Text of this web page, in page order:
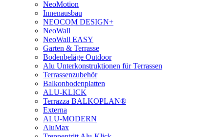
NeoMotion
Innenausbau
NEOCOM DESIGN+
NeoWall
NeoWall EASY
Garten & Terrasse
Bodenbeläge Outdoor
Alu Unterkonstruktionen für Terrassen
Terrassenzubehör
Balkonbodenplatten
ALU-KLICK
Terrazza BALKOPLAN®
Externa
ALU-MODERN
AluMax